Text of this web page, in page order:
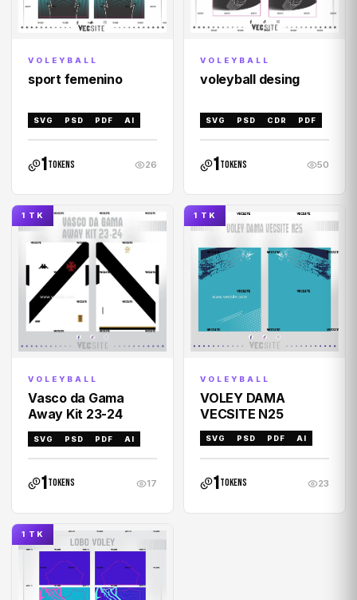
VOLEYBALL
sport femenino
SVG PSD PDF AI
1tokens 26
VOLEYBALL
voleyball desing
SVG PSD CDR PDF
1tokens 50
1 TK
VOLEYBALL
Vasco da Gama
Away Kit 23-24
SVG PSD PDF AI
1tokens 17
1 TK
VOLEYBALL
VOLEY DAMA
VECSITE N25
SVG PSD PDF AI
1tokens 23
1 TK